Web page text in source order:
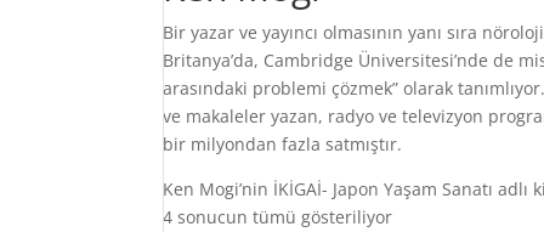
Bir yazar ve yayıncı olmasının yanı sıra
Britanya’da, Cambridge Üniversitesi’nde de
arasındaki problemi çözmek” olarak
ve makaleler yazan, radyo ve televizyon
bir milyondan fazla satmıştır.
Ken Mogi’nin İKİGAİ- Japon Yaşam Sanatı adlı
4 sonucun tümü gösteriliyorEn